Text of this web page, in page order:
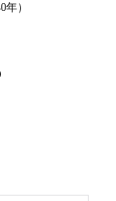
）